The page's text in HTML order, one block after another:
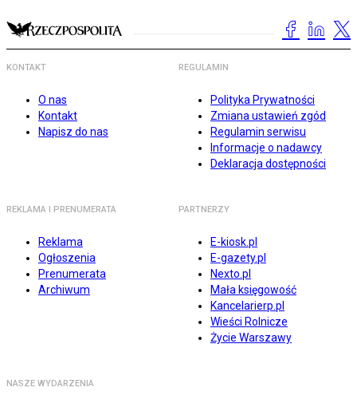
KONTAKT
O nas
Kontakt
Napisz do nas
REGULAMIN
Polityka Prywatności
Zmiana ustawień zgód
Regulamin serwisu
Informacje o nadawcy
Deklaracja dostępności
REKLAMA I PRENUMERATA
Reklama
Ogłoszenia
Prenumerata
Archiwum
PARTNERZY
E-kiosk.pl
E-gazety.pl
Nexto.pl
Mała księgowość
Kancelarierp.pl
Wieści Rolnicze
Życie Warszawy
NASZE WYDARZENIA